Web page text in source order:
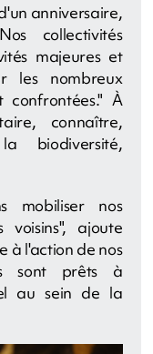
anniversaire,
collectivités
majeures et
les nombreux
confrontées." À
connaître,
biodiversité,
mobiliser nos
voisins", ajoute
à l'action de nos
sont prêts à
au sein de la